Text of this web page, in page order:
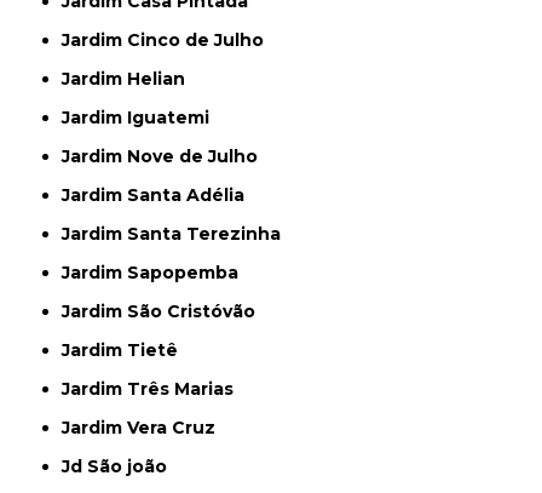
Jardim Cinco de Julho
Jardim Helian
Jardim Iguatemi
Jardim Nove de Julho
Jardim Santa Adélia
Jardim Santa Terezinha
Jardim Sapopemba
Jardim São Cristóvão
Jardim Tietê
Jardim Três Marias
Jardim Vera Cruz
Jd São joão